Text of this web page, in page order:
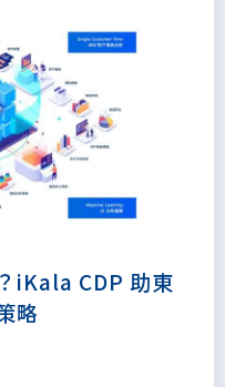
iKala CDP 助東
略